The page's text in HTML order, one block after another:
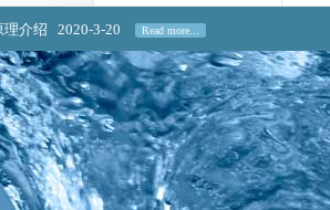
理介绍 2020-3-20 Read more...
水回收策略2020-3-20 Read more...
资源2016-3-11 Read more...